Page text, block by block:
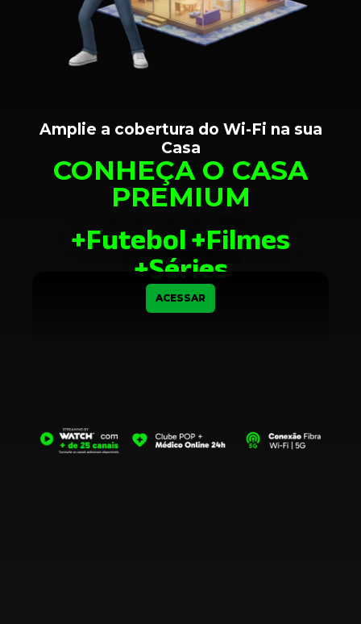
Amplie a cobertura do Wi-Fi na sua
Casa
CONHEÇA O CASA
PREMIUM
+Futebol +Filmes
+Séries
ACESSAR